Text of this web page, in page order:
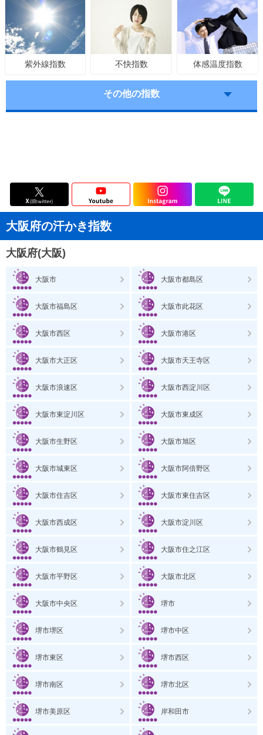
紫外線指数 不快指数 体感温度指数
その他の指数
大阪府の汗かき指数
大阪府(大阪)
大阪市 大阪市都島区
大阪市福島区 大阪市此花区
大阪市西区 大阪市港区
大阪市大正区 大阪市天王寺区
大阪市浪速区 大阪市西淀川区
大阪市東淀川区 大阪市東成区
大阪市生野区 大阪市旭区
大阪市城東区 大阪市阿倍野区
大阪市住吉区 大阪市東住吉区
大阪市西成区 大阪市淀川区
大阪市鶴見区 大阪市住之江区
大阪市平野区 大阪市北区
大阪市中央区 堺市
堺市堺区 堺市中区
堺市東区 堺市西区
堺市南区 堺市北区
堺市美原区 岸和田市